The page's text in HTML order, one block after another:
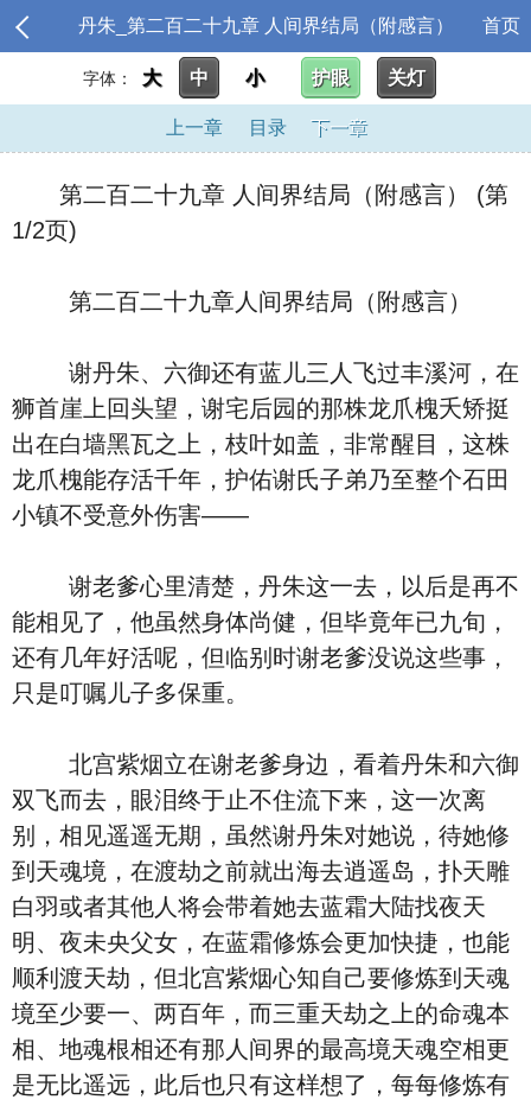
丹朱_第二百二十九章 人间界结局（附感言） 首页
字体： 大 中 小 护眼 关灯
上一章 目录 下一章
第二百二十九章 人间界结局（附感言） (第
1/2页)
第二百二十九章人间界结局（附感言）
谢丹朱、六御还有蓝儿三人飞过丰溪河，在
狮首崖上回头望，谢宅后园的那株龙爪槐夭矫挺
出在白墙黑瓦之上，枝叶如盖，非常醒目，这株
龙爪槐能存活千年，护佑谢氏子弟乃至整个石田
小镇不受意外伤害——
谢老爹心里清楚，丹朱这一去，以后是再不
能相见了，他虽然身体尚健，但毕竟年已九旬，
还有几年好活呢，但临别时谢老爹没说这些事，
只是叮嘱儿子多保重。
北宫紫烟立在谢老爹身边，看着丹朱和六御
双飞而去，眼泪终于止不住流下来，这一次离
别，相见遥遥无期，虽然谢丹朱对她说，待她修
到天魂境，在渡劫之前就出海去逍遥岛，扑天雕
白羽或者其他人将会带着她去蓝霜大陆找夜天
明、夜未央父女，在蓝霜修炼会更加快捷，也能
顺利渡天劫，但北宫紫烟心知自己要修炼到天魂
境至少要一、两百年，而三重天劫之上的命魂本
相、地魂根相还有那人间界的最高境天魂空相更
是无比遥远，此后也只有这样想了，每每修炼有